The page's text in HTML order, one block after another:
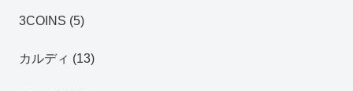
3COINS (5)
カルディ (13)